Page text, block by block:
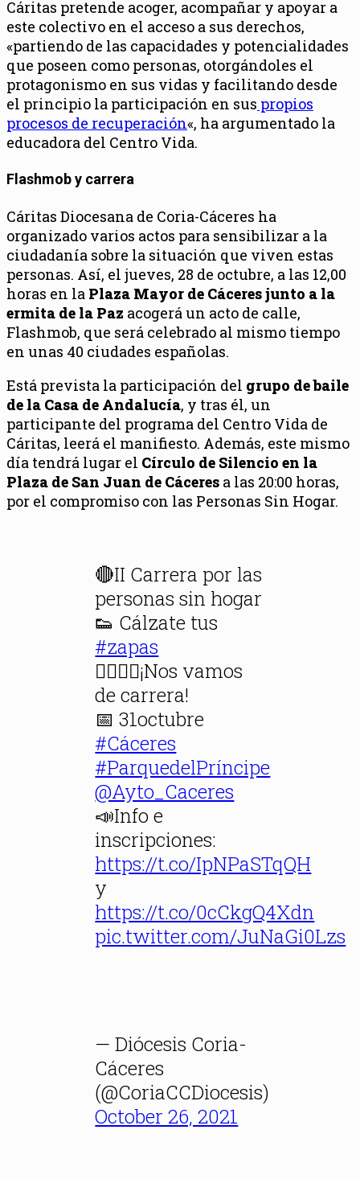
Cáritas pretende acoger, acompañar y apoyar a
este colectivo en el acceso a sus derechos,
«partiendo de las capacidades y potencialidades
que poseen como personas, otorgándoles el
protagonismo en sus vidas y facilitando desde
el principio la participación en sus propios
procesos de recuperación«, ha argumentado la
educadora del Centro Vida.
Flashmob y carrera
Cáritas Diocesana de Coria-Cáceres ha
organizado varios actos para sensibilizar a la
ciudadanía sobre la situación que viven estas
personas. Así, el jueves, 28 de octubre, a las 12,00
horas en la Plaza Mayor de Cáceres junto a la
ermita de la Paz acogerá un acto de calle,
Flashmob, que será celebrado al mismo tiempo
en unas 40 ciudades españolas.
Está prevista la participación del grupo de baile
de la Casa de Andalucía, y tras él, un
participante del programa del Centro Vida de
Cáritas, leerá el manifiesto. Además, este mismo
día tendrá lugar el Círculo de Silencio en la
Plaza de San Juan de Cáceres a las 20:00 horas,
por el compromiso con las Personas Sin Hogar.
🔴II Carrera por las
personas sin hogar
👟 Cálzate tus
#zapas
🏃‍♀️🏃‍♂️¡Nos vamos
de carrera!
📅 31octubre
#Cáceres
#ParquedelPríncipe
@Ayto_Caceres
📣Info e
inscripciones:
https://t.co/IpNPaSTqQH
y
https://t.co/0cCkgQ4Xdn
pic.twitter.com/JuNaGi0Lzs
— Diócesis Coria-
Cáceres
(@CoriaCCDiocesis)
October 26, 2021